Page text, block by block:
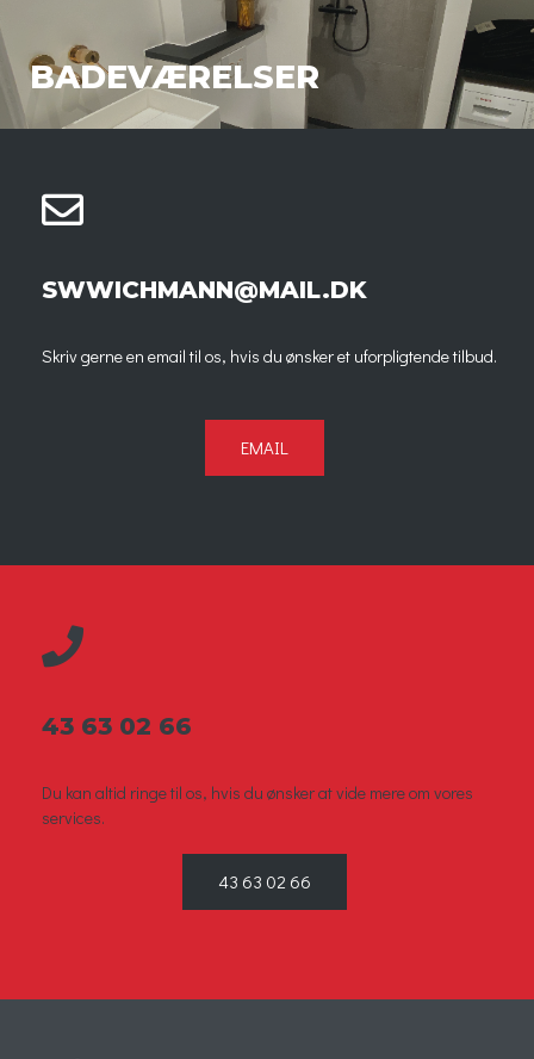
BADEVÆRELSER
SWWICHMANN@MAIL.DK
Skriv gerne en email til os, hvis du ønsker et uforpligtende tilbud.
EMAIL
43 63 02 66
Du kan altid ringe til os, hvis du ønsker at vide mere om vores
services.
43 63 02 66